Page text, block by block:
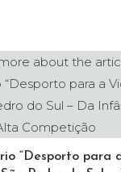
“Desporto para